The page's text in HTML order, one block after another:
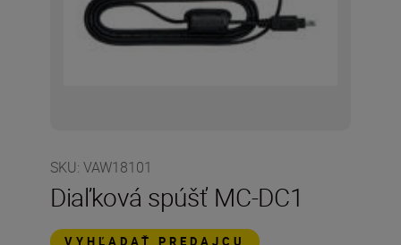
SKU: VAW18101
Diaľková spúšť MC-DC1
VYHĽADAŤ PREDAJCU